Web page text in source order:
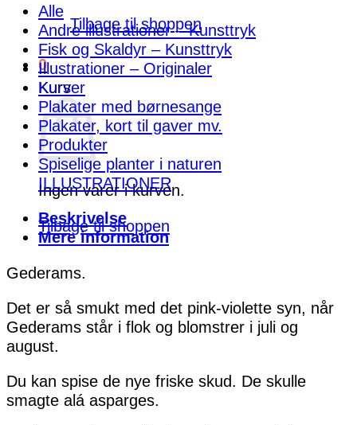
Tilbage til shoppen
0
Kurv
Ingen varer i kurven.
Tilbage til shoppen
Alle
Andre illustrationer – Kunsttryk
Fisk og Skaldyr – Kunsttryk
Illustrationer – Originaler
Kurser
Plakater med børnesange
Plakater, kort til gaver mv.
Produkter
Spiselige planter i naturen
ILLUSTRATIONER
Beskrivelse
Mere information
Gederams.
Det er så smukt med det pink-violette syn, når
Gederams står i flok og blomstrer i juli og
august.
Du kan spise de nye friske skud. De skulle
smagte alá asparges.